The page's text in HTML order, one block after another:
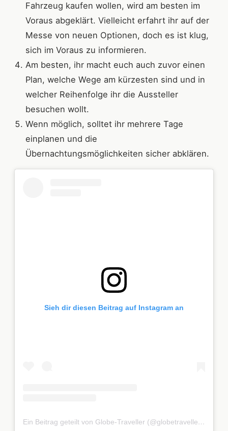
Fahrzeug kaufen wollen, wird am besten im
Voraus abgeklärt. Vielleicht erfahrt ihr auf der
Messe von neuen Optionen, doch es ist klug,
sich im Voraus zu informieren.
Am besten, ihr macht euch auch zuvor einen
Plan, welche Wege am kürzesten sind und in
welcher Reihenfolge ihr die Aussteller
besuchen wollt.
Wenn möglich, solltet ihr mehrere Tage
einplanen und die
Übernachtungsmöglichkeiten sicher abklären.
Sieh dir diesen Beitrag auf Instagram an
Ein Beitrag geteilt von Globe-Traveller (@globetravellereu)